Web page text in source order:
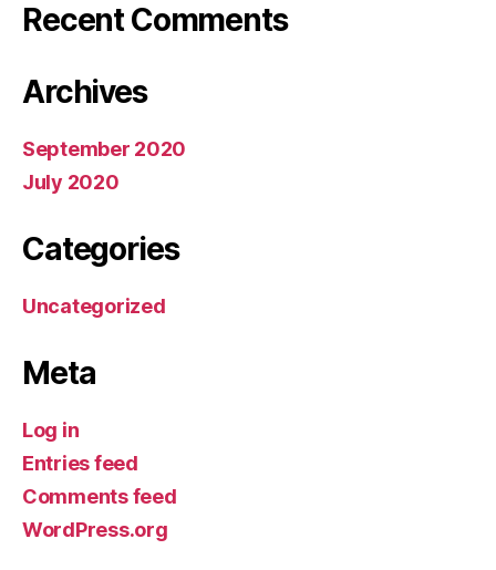
Recent Comments
Archives
September 2020
July 2020
Categories
Uncategorized
Meta
Log in
Entries feed
Comments feed
WordPress.org